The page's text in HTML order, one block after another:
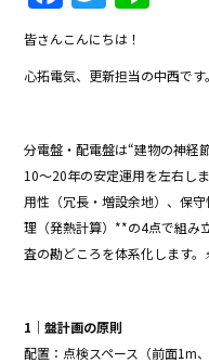
a
c
e
o
o
k
w
itt
er
e
皆さんこんにちは！
心拓電気、更新担当の中西です。
分電盤・配電盤は“建物の神経
10〜20年の安定運用を左右し
用性（冗長・増設余地）、保
理（発熱計算）**の4点で組み
査の勘どころを体系化します。
1｜盤計画の原則
配置：点検スペース（前面1m